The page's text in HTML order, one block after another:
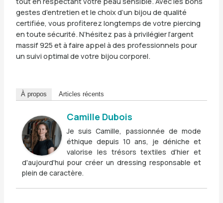
gestes d’entretien et le choix d’un bijou de qualité
certifiée, vous profiterez longtemps de votre piercing
en toute sécurité. N’hésitez pas à privilégier l’argent
massif 925 et à faire appel à des professionnels pour
un suivi optimal de votre bijou corporel.
À propos Articles récents
Camille Dubois
Je suis Camille, passionnée de mode
éthique depuis 10 ans, je déniche et
valorise les trésors textiles d'hier et
d'aujourd'hui pour créer un dressing responsable et
plein de caractère.